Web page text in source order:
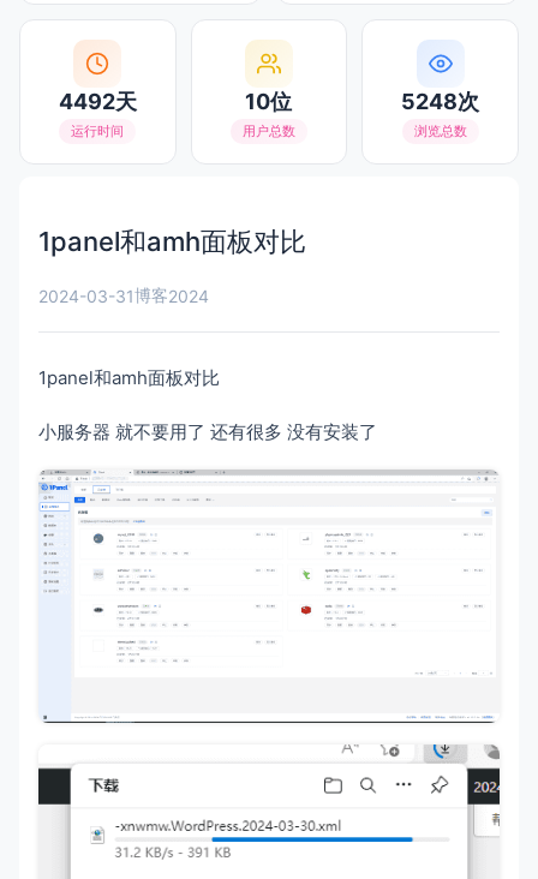
4492天
运行时间
10位
用户总数
5248次
浏览总数
1panel和amh面板对比
2024-03-31博客2024
1panel和amh面板对比
小服务器 就不要用了 还有很多 没有安装了